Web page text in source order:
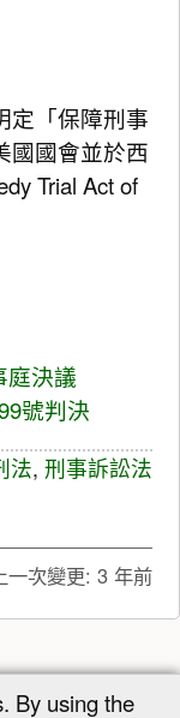
定「保障刑事
國國會並於西
Trial Act of
庭決議
號判決
法, 刑事訴訟法
一次變更: 3 年前
By using the